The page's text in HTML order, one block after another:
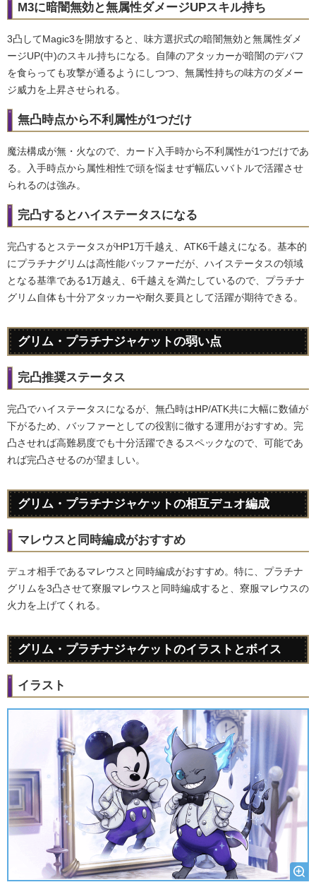
M3に暗闇無効と無属性ダメージUPスキル持ち
3凸してMagic3を開放すると、味方選択式の暗闇無効と無属性ダメ
ージUP(中)のスキル持ちになる。自陣のアタッカーが暗闇のデバフ
を食らっても攻撃が通るようにしつつ、無属性持ちの味方のダメー
ジ威力を上昇させられる。
無凸時点から不利属性が1つだけ
魔法構成が無・火なので、カード入手時から不利属性が1つだけであ
る。入手時点から属性相性で頭を悩ませず幅広いバトルで活躍させ
られるのは強み。
完凸するとハイステータスになる
完凸するとステータスがHP1万千越え、ATK6千越えになる。基本的
にプラチナグリムは高性能バッファーだが、ハイステータスの領域
となる基準である1万越え、6千越えを満たしているので、プラチナ
グリム自体も十分アタッカーや耐久要員として活躍が期待できる。
グリム・プラチナジャケットの弱い点
完凸推奨ステータス
完凸でハイステータスになるが、無凸時はHP/ATK共に大幅に数値が
下がるため、バッファーとしての役割に徹する運用がおすすめ。完
凸させれば高難易度でも十分活躍できるスペックなので、可能であ
れば完凸させるのが望ましい。
グリム・プラチナジャケットの相互デュオ編成
マレウスと同時編成がおすすめ
デュオ相手であるマレウスと同時編成がおすすめ。特に、プラチナ
グリムを3凸させて寮服マレウスと同時編成すると、寮服マレウスの
火力を上げてくれる。
グリム・プラチナジャケットのイラストとボイス
イラスト